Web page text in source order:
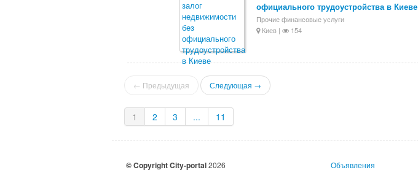
официального трудоустройства в Киеве
Прочие финансовые услуги
Киев |
154
← Предыдущая Следующая →
1 2 3 ... 11
© Copyright City-portal2026 Объявления